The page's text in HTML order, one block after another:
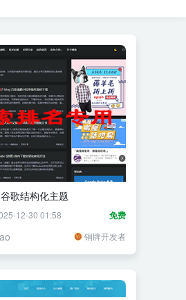
歌结构化主题
免费
12-30 01:58
铜牌开发者